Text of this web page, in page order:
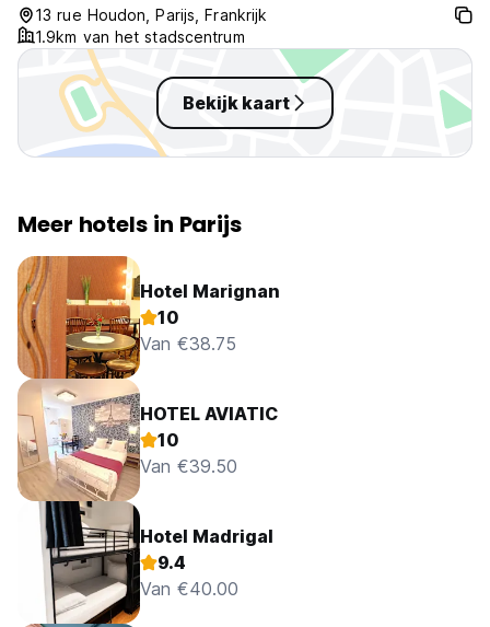
original language)
13 rue Houdon, Parijs, Frankrijk
1.9km van het stadscentrum
Bekijk kaart
Meer hotels in Parijs
Hotel Marignan
10
Van €38.75
HOTEL AVIATIC
10
Van €39.50
Hotel Madrigal
9.4
Van €40.00